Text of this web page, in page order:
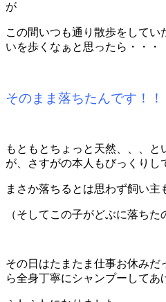
が
この間いつも通り散歩をして
いを歩くなぁと思ったら・・・
そのまま落ちたんです！！
もともとちょっと天然、、、と
が、さすがの本人もびっくりし
まさか落ちるとは思わず飼い主
（そしてこの子がどぶに落ちた
その日はたまたま仕事お休み
ら全身丁寧にシャンプーしてあ